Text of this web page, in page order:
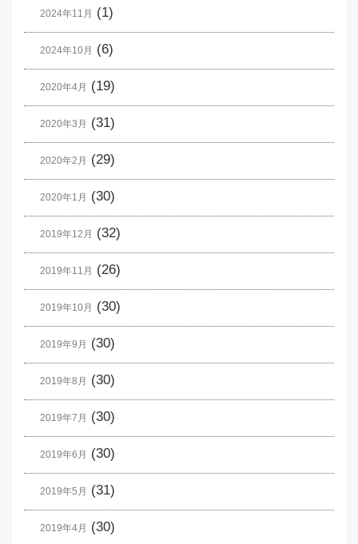
2024年11月 (1)
2024年10月 (6)
2020年4月 (19)
2020年3月 (31)
2020年2月 (29)
2020年1月 (30)
2019年12月 (32)
2019年11月 (26)
2019年10月 (30)
2019年9月 (30)
2019年8月 (30)
2019年7月 (30)
2019年6月 (30)
2019年5月 (31)
2019年4月 (30)